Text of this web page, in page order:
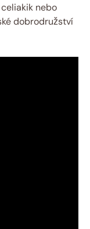
nebo
dobrodružství